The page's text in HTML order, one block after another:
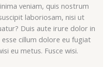
veniam, quis nostrum
laboriosam, nisi ut
Duis aute irure dolor in
cillum dolore eu fugiat
eu metus. Fusce wisi.